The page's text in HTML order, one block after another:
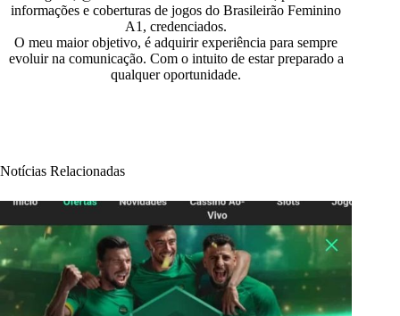
informações e coberturas de jogos do Brasileirão Feminino
A1, credenciados.
O meu maior objetivo, é adquirir experiência para sempre
evoluir na comunicação. Com o intuito de estar preparado a
qualquer oportunidade.
Notícias Relacionadas